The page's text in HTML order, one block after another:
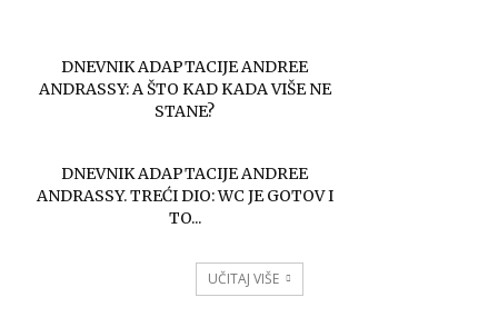
DNEVNIK ADAPTACIJE ANDREE
ANDRASSY: A ŠTO KAD KADA VIŠE NE
STANE?
DNEVNIK ADAPTACIJE ANDREE
ANDRASSY. TREĆI DIO: WC JE GOTOV I
TO...
UČITAJ VIŠE